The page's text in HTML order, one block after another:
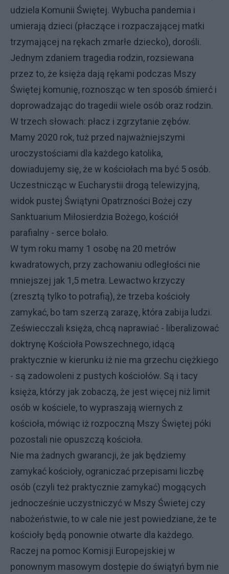
udziela Komunii Świętej. Wybucha pandemia i
umierają dzieci (płaczące i rozpaczającej matki
trzymającej na rękach zmarłe dziecko), dorośli.
Jednym zdaniem tragedia rodzin, rozsiewana
przez to, że księża dają rękami podczas Mszy
Świętej komunię, roznosząc w ten sposób śmierć i
doprowadzając do tragedii wiele osób oraz rodzin.
W trzech słowach: płacz i zgrzytanie zębów.
Mamy 2020 rok, tuż przed najważniejszymi
uroczystościami dla każdego katolika,
dowiadujemy się, że w kościołach ma być 5 osób.
Uczestnicząc w Eucharystii drogą telewizyjną,
widok pustej Świątyni Opatrzności Bożej czy
Sanktuarium Miłosierdzia Bożego, kościół
parafialny - serce bolało.
W tym roku mamy 1 osobę na 20 metrów
kwadratowych, przy zachowaniu odległości nie
mniejszej jak 1,5 metra. Lewactwo krzyczy
(zresztą tylko to potrafią), że trzeba kościoły
zamykać, bo tam szerzą zarazę, która zabija ludzi.
Zeświecczali księża, chcą naprawiać - liberalizować
doktrynę Kościoła Powszechnego, idącą
praktycznie w kierunku iż nie ma grzechu ciężkiego
- są zadowoleni z pustych kościołów. Są i tacy
księża, którzy jak zobaczą, że jest więcej niż limit
osób w kościele, to wypraszają wiernych z
kościoła, mówiąc iż rozpoczną Mszy Świętej póki
pozostali nie opuszczą kościoła.
Nie ma żadnych gwarancji, że jak będziemy
zamykać kościoły, ograniczać przepisami liczbę
osób (czyli też praktycznie zamykać) mogących
jednocześnie uczystniczyć w Mszy Świetej czy
nabożeństwie, to w cale nie jest powiedziane, że te
kościoły będą ponownie otwarte dla każdego.
Raczej na pomoc Komisji Europejskiej w
ponownym masowym dostępie do świątyń bym nie